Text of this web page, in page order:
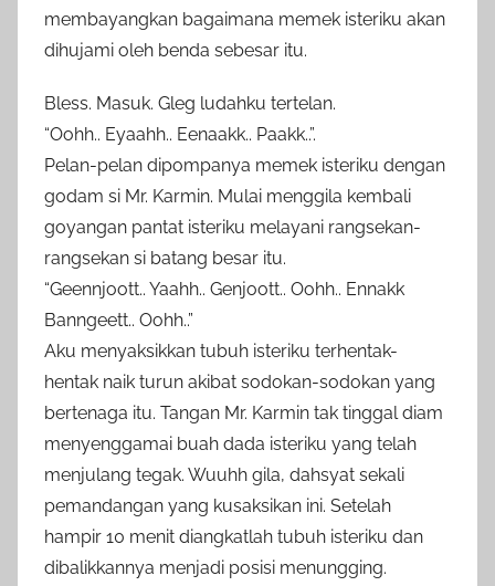
membayangkan bagaimana memek isteriku akan
dihujami oleh benda sebesar itu.
Bless. Masuk. Gleg ludahku tertelan.
“Oohh.. Eyaahh.. Eenaakk.. Paakk..”.
Pelan-pelan dipompanya memek isteriku dengan
godam si Mr. Karmin. Mulai menggila kembali
goyangan pantat isteriku melayani rangsekan-
rangsekan si batang besar itu.
“Geennjoott.. Yaahh.. Genjoott.. Oohh.. Ennakk
Banngeett.. Oohh..”
Aku menyaksikkan tubuh isteriku terhentak-
hentak naik turun akibat sodokan-sodokan yang
bertenaga itu. Tangan Mr. Karmin tak tinggal diam
menyenggamai buah dada isteriku yang telah
menjulang tegak. Wuuhh gila, dahsyat sekali
pemandangan yang kusaksikan ini. Setelah
hampir 10 menit diangkatlah tubuh isteriku dan
dibalikkannya menjadi posisi menungging.